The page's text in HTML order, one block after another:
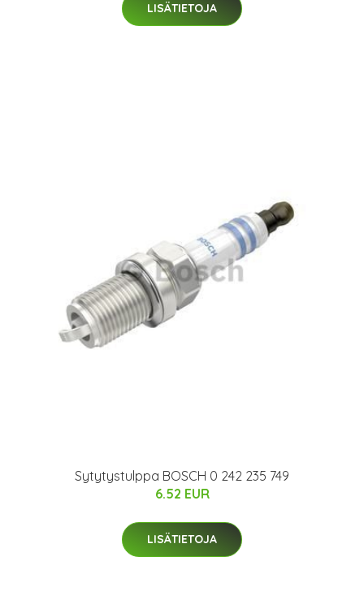
LISÄTIETOJA
Sytytystulppa BOSCH 0 242 235 749
6.52 EUR
LISÄTIETOJA